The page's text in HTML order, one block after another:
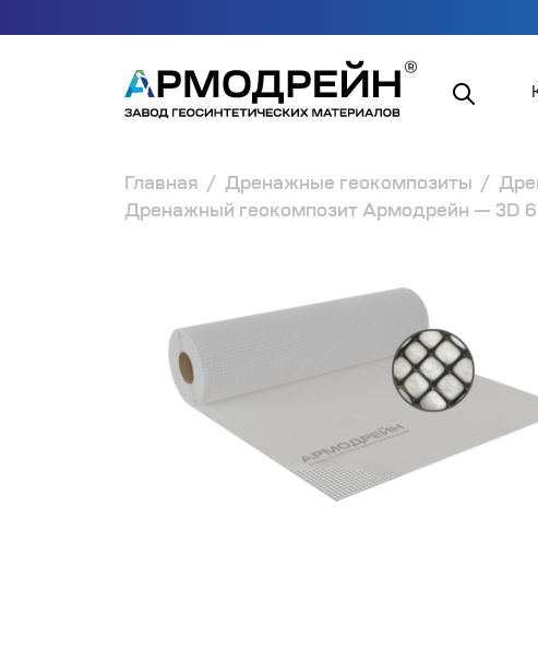
Главная Дренажные геокомпозиты
Дренажный геокомпозит Армодрейн — 3D